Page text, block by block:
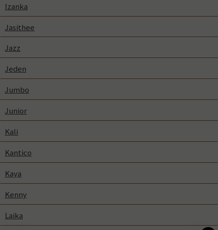
Izanka
Jasithee
Jazz
Jeden
Jumbo
Junior
Kali
Kantico
Kaya
Kenny
Laika